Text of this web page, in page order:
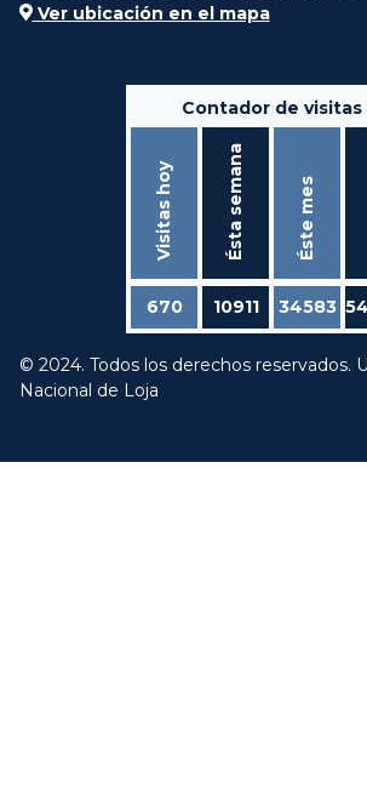
Ver ubicación en el mapa
Contador de visitas
Visitas hoy Ésta semana Éste mes
670 10911 34583
© 2024. Todos los derechos reservados.
Nacional de Loja